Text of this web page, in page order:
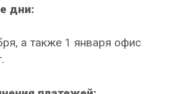
дни:
а также 1 января офис